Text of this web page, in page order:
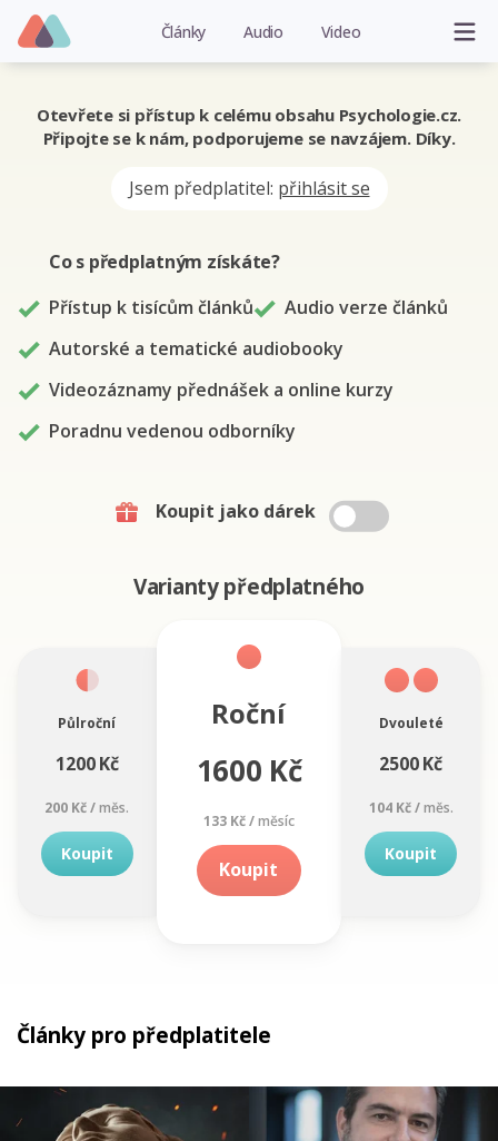
Články Audio Video
Otevřete si přístup k celému obsahu Psychologie.cz.
Připojte se k nám, podporujeme se navzájem. Díky.
Jsem předplatitel: přihlásit se
Co s předplatným získáte?
Přístup k tisícům článků
Audio verze článků
Autorské a tematické audiobooky
Videozáznamy přednášek a online kurzy
Poradnu vedenou odborníky
Koupit jako dárek
Varianty předplatného
Půlroční
1200 Kč
200 Kč /měs.
Koupit
Roční
1600 Kč
133 Kč /měsíc
Koupit
Dvouleté
2500 Kč
104 Kč /měs.
Koupit
Články pro předplatitele